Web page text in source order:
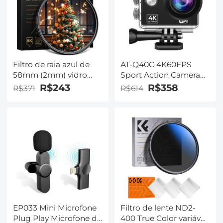
monopé removível,
clipe de celular para
smartphone
O275A5+BH-36
Filtro de raia azul de
58mm (2mm) vidro
óptico ultra-claro à
prova d'água anti-
R$371 R$243
AT-Q40C 4K60FPS
Sport Action Camera
Filmadora Ultra HD
Câmera à prova d'água
R$614 R$358
EP033 Mini Microfone
Plug Play Microfone de
Filtro de lente ND2-
400 True Color variável